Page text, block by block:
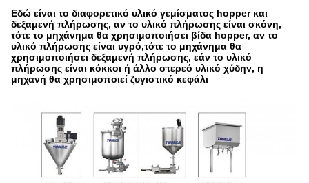
Εδώ είναι το διαφορετικό υλικό γεμίσματος hopper και
δεξαμενή πλήρωσης, αν το υλικό πλήρωσης είναι σκόνη,
τότε το μηχάνημα θα χρησιμοποιήσει βίδα hopper, αν το
υλικό πλήρωσης είναι υγρό,τότε το μηχάνημα θα
χρησιμοποιήσει δεξαμενή πλήρωσης, εάν το υλικό
πλήρωσης είναι κόκκοι ή άλλο στερεό υλικό χύδην, η
μηχανή θα χρησιμοποιεί ζυγιστικό κεφάλι